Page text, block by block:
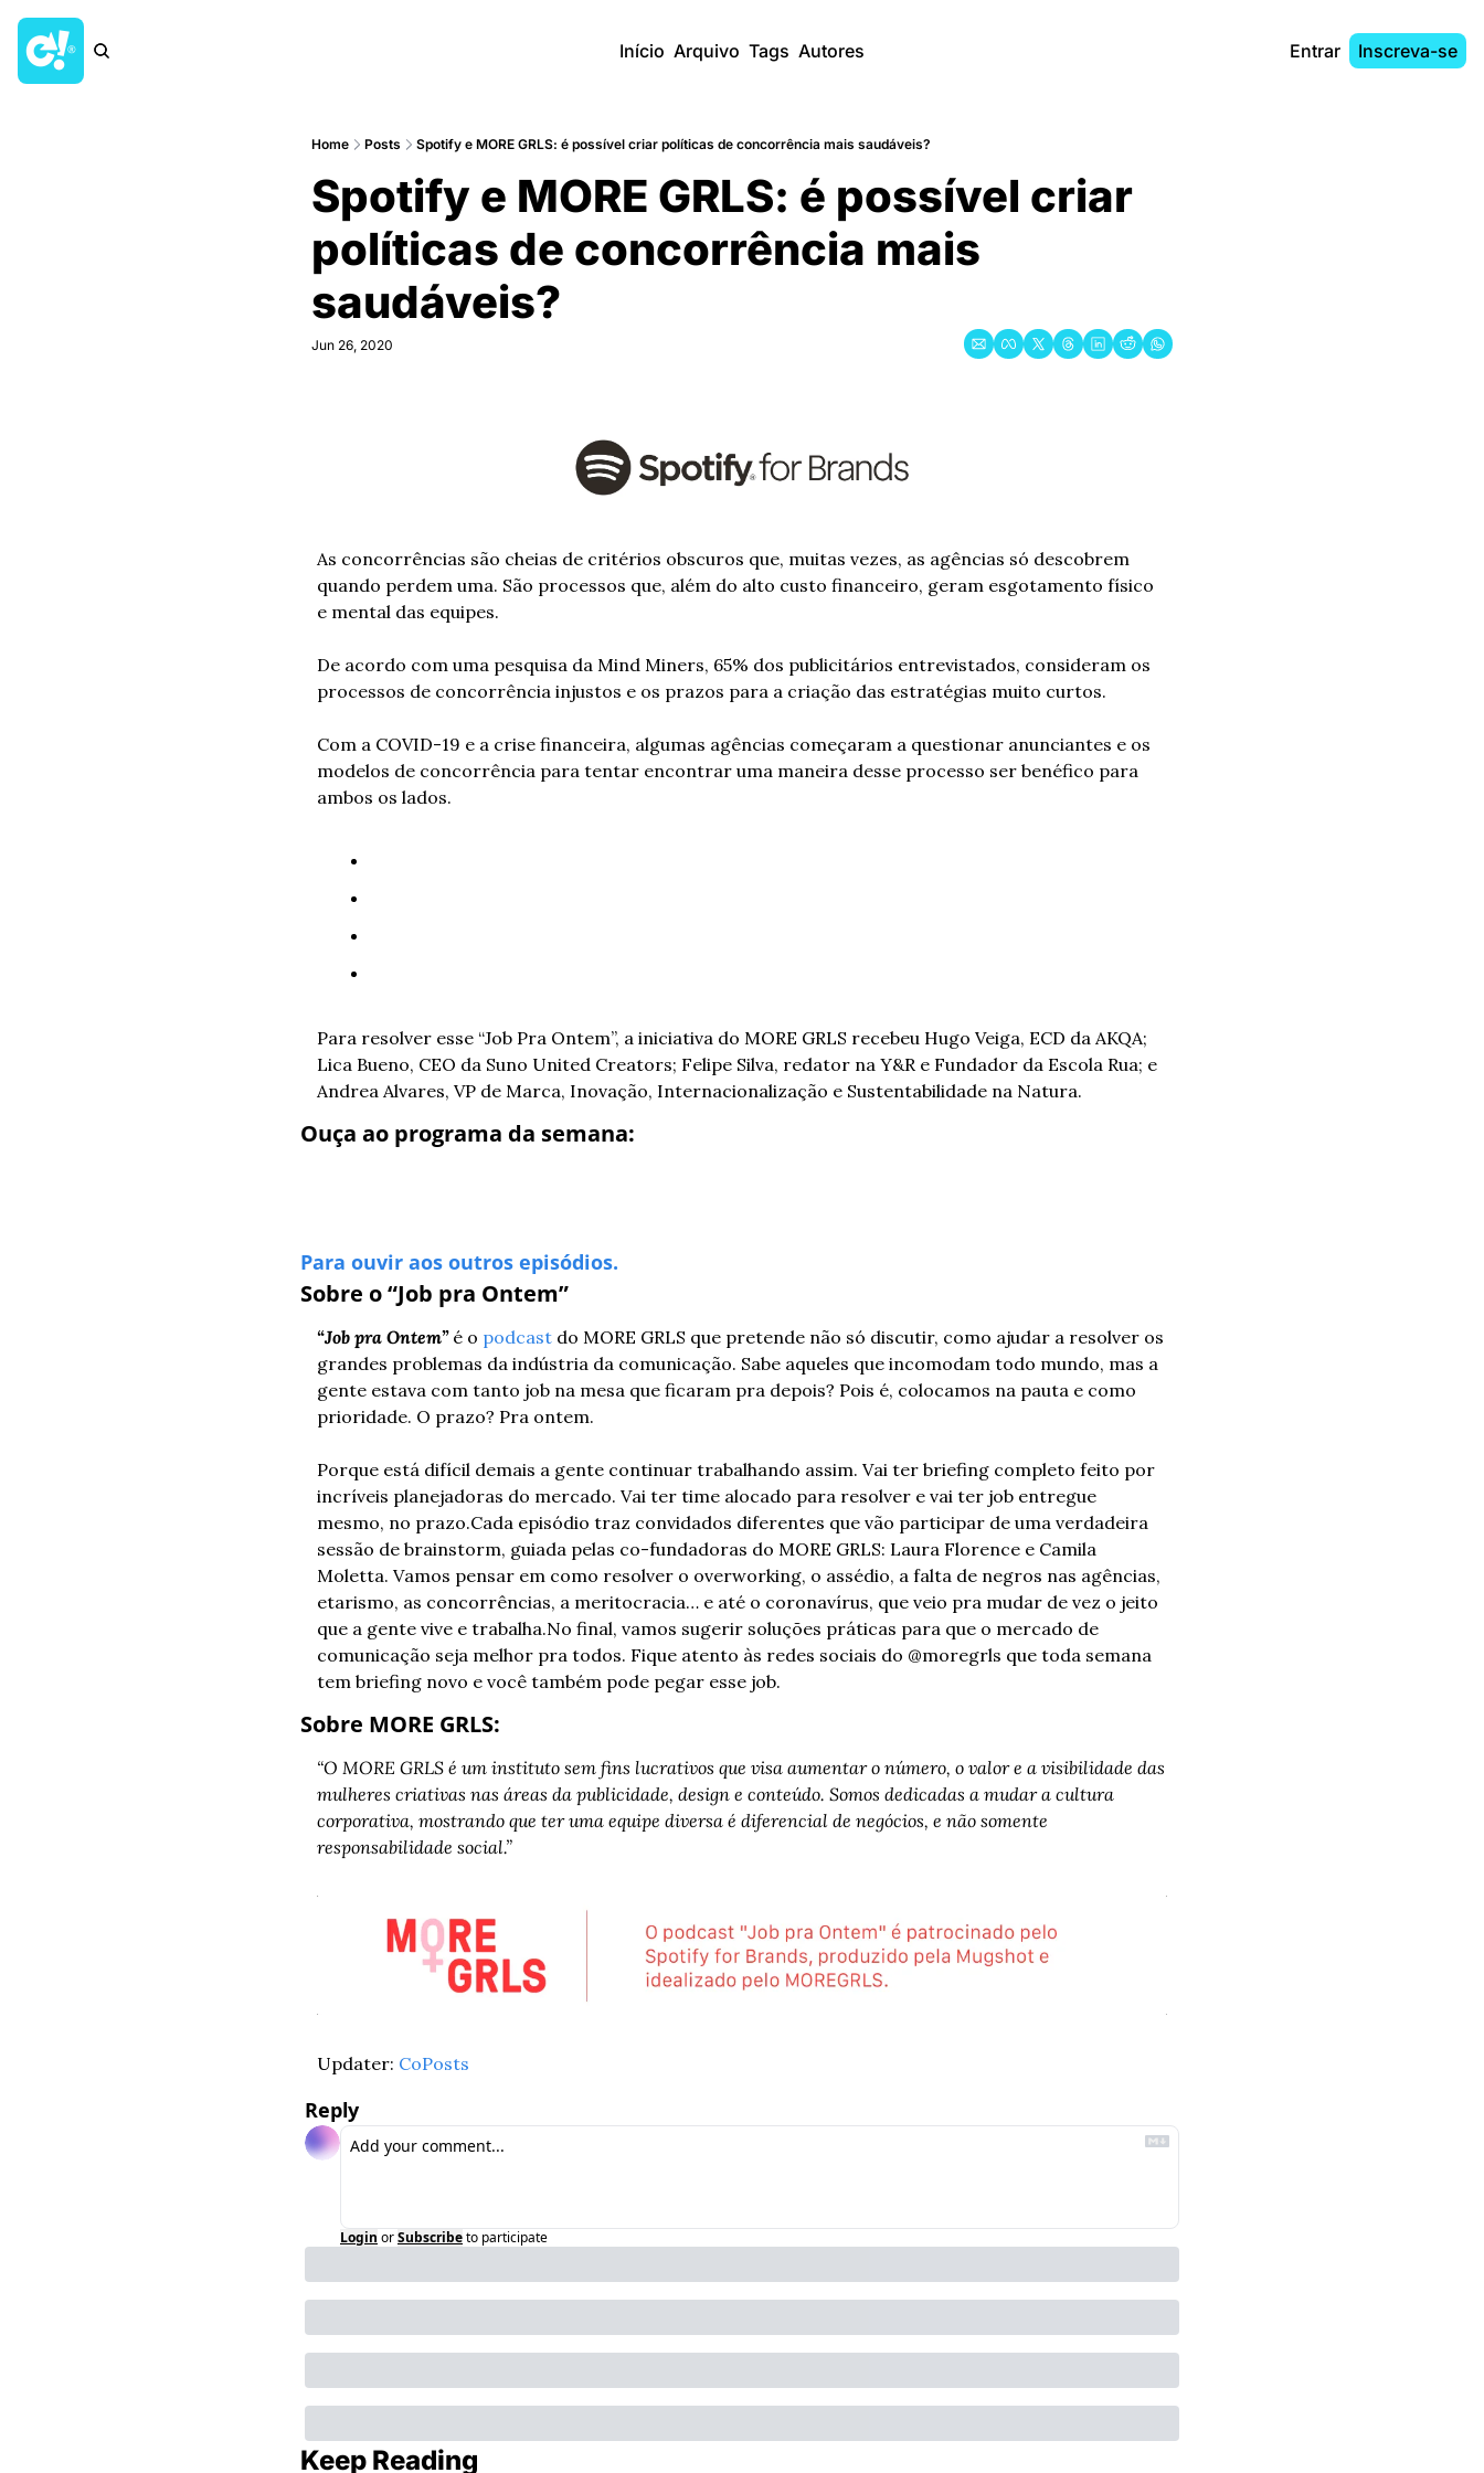
Início Arquivo Tags Autores Entrar Inscreva-se
Home Posts Spotify e MORE GRLS: é possível criar políticas de concorrência mais saudáveis?
Spotify e MORE GRLS: é possível criar
políticas de concorrência mais
saudáveis?
Jun 26, 2020
As concorrências são cheias de critérios obscuros que, muitas vezes, as agências só descobrem
quando perdem uma. São processos que, além do alto custo financeiro, geram esgotamento físico
e mental das equipes.
De acordo com uma pesquisa da Mind Miners, 65% dos publicitários entrevistados, consideram os
processos de concorrência injustos e os prazos para a criação das estratégias muito curtos.
Com a COVID-19 e a crise financeira, algumas agências começaram a questionar anunciantes e os
modelos de concorrência para tentar encontrar uma maneira desse processo ser benéfico para
ambos os lados.
Para resolver esse “Job Pra Ontem”, a iniciativa do MORE GRLS recebeu Hugo Veiga, ECD da AKQA;
Lica Bueno, CEO da Suno United Creators; Felipe Silva, redator na Y&R e Fundador da Escola Rua; e
Andrea Alvares, VP de Marca, Inovação, Internacionalização e Sustentabilidade na Natura.
Ouça ao programa da semana:
Para ouvir aos outros episódios.
Sobre o “Job pra Ontem”
“Job pra Ontem” é o podcast do MORE GRLS que pretende não só discutir, como ajudar a resolver os
grandes problemas da indústria da comunicação. Sabe aqueles que incomodam todo mundo, mas a
gente estava com tanto job na mesa que ficaram pra depois? Pois é, colocamos na pauta e como
prioridade. O prazo? Pra ontem.
Porque está difícil demais a gente continuar trabalhando assim. Vai ter briefing completo feito por
incríveis planejadoras do mercado. Vai ter time alocado para resolver e vai ter job entregue
mesmo, no prazo.Cada episódio traz convidados diferentes que vão participar de uma verdadeira
sessão de brainstorm, guiada pelas co-fundadoras do MORE GRLS: Laura Florence e Camila
Moletta. Vamos pensar em como resolver o overworking, o assédio, a falta de negros nas agências,
etarismo, as concorrências, a meritocracia… e até o coronavírus, que veio pra mudar de vez o jeito
que a gente vive e trabalha.No final, vamos sugerir soluções práticas para que o mercado de
comunicação seja melhor pra todos. Fique atento às redes sociais do @moregrls que toda semana
tem briefing novo e você também pode pegar esse job.
Sobre MORE GRLS:
“O MORE GRLS é um instituto sem fins lucrativos que visa aumentar o número, o valor e a visibilidade das
mulheres criativas nas áreas da publicidade, design e conteúdo. Somos dedicadas a mudar a cultura
corporativa, mostrando que ter uma equipe diversa é diferencial de negócios, e não somente
responsabilidade social.”
Updater: CoPosts
Reply
Login orSubscribeto participate
Keep Reading